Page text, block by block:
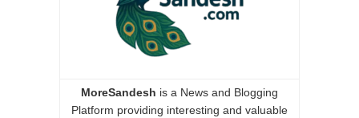
MoreSandesh is a News and Blogging
Platform providing interesting and valuable